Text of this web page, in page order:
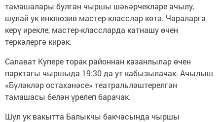
тамашалары булган чыршы шәһәрчекләре ачылу,
шулай ук инклюзив мастер-класслар көтә. Чараларга
керү ирекле, мастер-классларда катнашу өчен
теркәлергә кирәк.
Салават Купере торак районнан казанлылар өчен
парктагы чыршыда 19:30 да ут кабызылачак. Ачылыш
«Бүләкләр остаханәсе» театральләштерелгән
тамашасы белән үрелеп барачак.
Шул ук вакытта Балыкчы бакчасында чыршы